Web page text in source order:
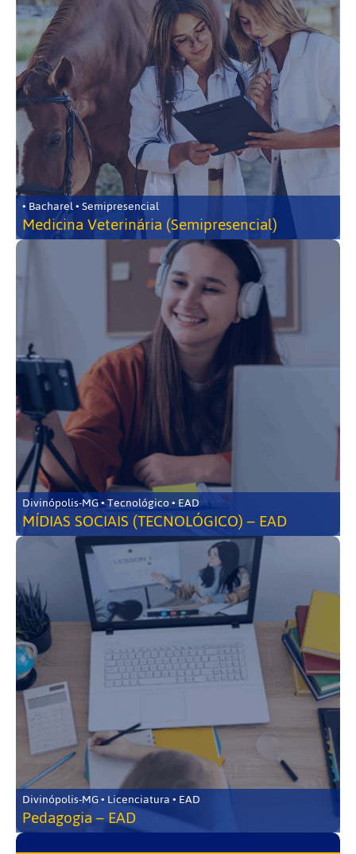
• Bacharel • Semipresencial
Medicina Veterinária (Semipresencial)
Divinópolis-MG • Tecnológico • EAD
MÍDIAS SOCIAIS (TECNOLÓGICO) – EAD
Divinópolis-MG • Licenciatura • EAD
Pedagogia – EAD